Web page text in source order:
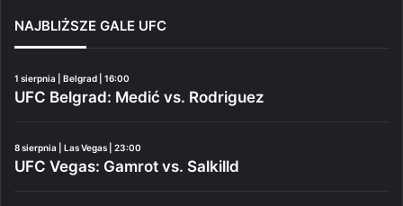
NAJBLIŻSZE GALE UFC
1 sierpnia | Belgrad | 16:00
UFC Belgrad: Medić vs. Rodriguez
8 sierpnia | Las Vegas | 23:00
UFC Vegas: Gamrot vs. Salkilld